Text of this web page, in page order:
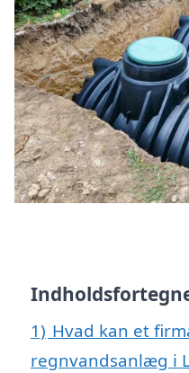
1) Hvad kan et
regnvandsanlæg i